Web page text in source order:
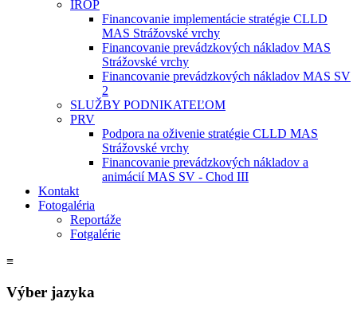
IROP
Financovanie implementácie stratégie CLLD
MAS Strážovské vrchy
Financovanie prevádzkových nákladov MAS
Strážovské vrchy
Financovanie prevádzkových nákladov MAS SV
2
SLUŽBY PODNIKATEĽOM
PRV
Podpora na oživenie stratégie CLLD MAS
Strážovské vrchy
Financovanie prevádzkových nákladov a
animácií MAS SV - Chod III
Kontakt
Fotogaléria
Reportáže
Fotgalérie
≡
Výber jazyka